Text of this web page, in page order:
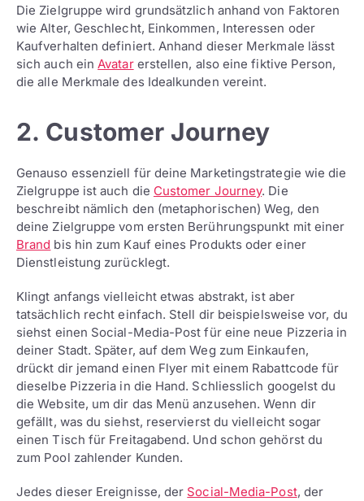
Die Zielgruppe wird grundsätzlich anhand von Faktoren
wie Alter, Geschlecht, Einkommen, Interessen oder
Kaufverhalten definiert. Anhand dieser Merkmale lässt
sich auch einAvatarerstellen, also eine fiktive Person,
die alle Merkmale des Idealkunden vereint.
2. Customer Journey
Genauso essenziell für deine Marketingstrategie wie die
Zielgruppe ist auch die Customer Journey. Die
beschreibt nämlich den (metaphorischen) Weg, den
deine Zielgruppe vom ersten Berührungspunkt mit einer
Brand bis hin zum Kauf eines Produkts oder einer
Dienstleistung zurücklegt.
Klingt anfangs vielleicht etwas abstrakt, ist aber
tatsächlich recht einfach. Stell dir beispielsweise vor, du
siehst einen Social-Media-Post für eine neue Pizzeria in
deiner Stadt. Später, auf dem Weg zum Einkaufen,
drückt dir jemand einen Flyer mit einem Rabattcode für
dieselbe Pizzeria in die Hand. Schliesslich googelst du
die Website, um dir das Menü anzusehen. Wenn dir
gefällt, was du siehst, reservierst du vielleicht sogar
einen Tisch für Freitagabend. Und schon gehörst du
zum Pool zahlender Kunden.
Jedes dieser Ereignisse, der Social-Media-Post, der